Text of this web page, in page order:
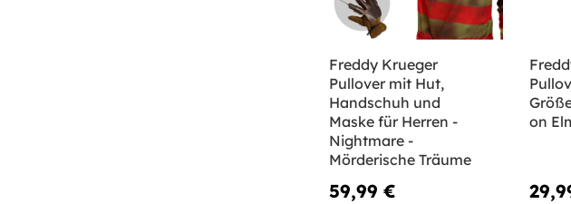
Freddy Krueger
Pullover mit Hut,
Handschuh und
Maske für Herren -
Nightmare -
Mörderische Träume
59,99 €
on